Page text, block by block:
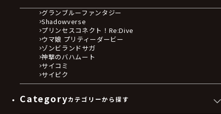
グランブルーファンタジー
Shadowverse
プリンセスコネクト！Re:Dive
ウマ娘 プリティーダービー
ゾンビランドサガ
神撃のバハムート
サイコミ
サイピク
Categoryカテゴリーから探す